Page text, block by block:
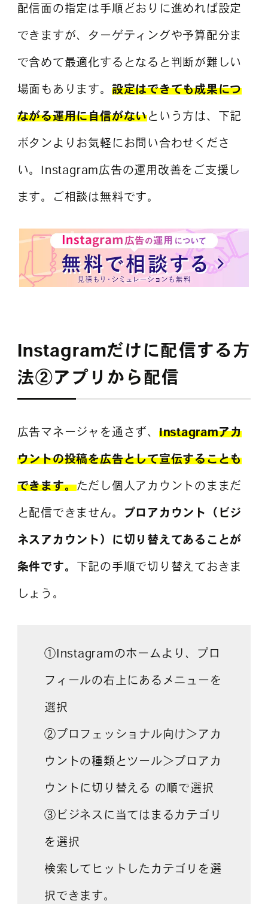
配信面の指定は手順どおりに進めれば設定
できますが、ターゲティングや予算配分ま
で含めて最適化するとなると判断が難しい
場面もあります。 設定はできても成果につ
ながる運用に自信がないという方は、下記
ボタンよりお気軽にお問い合わせくださ
い。Instagram広告の運用改善をご支援し
ます。ご相談は無料です。
Instagramだけに配信する方
法②アプリから配信
広告マネージャを通さず、 Instagramアカ
ウントの投稿を広告として宣伝することも
できます。ただし個人アカウントのままだ
と配信できません。 プロアカウント（ビジ
ネスアカウント）に切り替えてあることが
条件です。 下記の手順で切り替えておきま
しょう。
①Instagramのホームより、プロ
フィールの右上にあるメニューを
選択
②プロフェッショナル向け＞アカ
ウントの種類とツール＞プロアカ
ウントに切り替える の順で選択
③ビジネスに当てはまるカテゴリ
を選択
検索してヒットしたカテゴリを選
択できます。